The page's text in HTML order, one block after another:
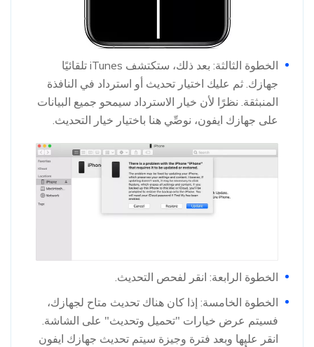
الخطوة الثالثة: بعد ذلك، ستكتشف iTunes تلقائيًا
جهازك. ثم عليك اختيار تحديث أو استرداد في النافذة
المنبثقة. نظرًا لأن خيار الاسترداد سيمحو جميع البيانات
على جهازك ايفون، نوصِّي هنا باختيار خيار التحديث.
الخطوة الرابعة: انقر لفحص التحديث.
الخطوة الخامسة: إذا كان هناك تحديث متاح لجهازك،
فسيتم عرض خيارات "تحميل وتحديث" على الشاشة.
انقر عليها وبعد فترة وجيزة سيتم تحديث جهازك ايفون